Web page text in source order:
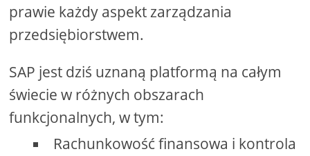
prawie każdy aspekt zarządzania
przedsiębiorstwem.
SAP jest dziś uznaną platformą na całym
świecie w różnych obszarach
funkcjonalnych, w tym:
Rachunkowość finansowa i kontrola